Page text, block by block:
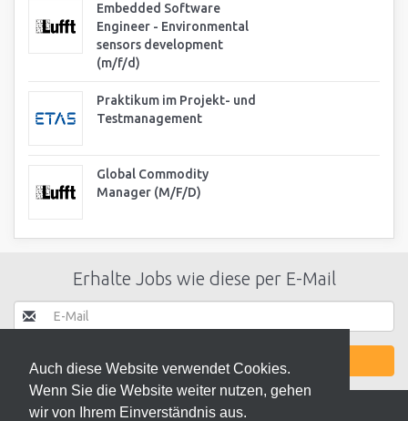
Auch diese Website verwendet Cookies.
Wenn Sie die Website weiter nutzen, gehen
wir von Ihrem Einverständnis aus.
Embedded Software
Engineer - Environmental
sensors development
(m/f/d)
Praktikum im Projekt- und
Testmanagement
Global Commodity
Manager (M/F/D)
Erhalte Jobs wie diese per E-Mail
JETZT AKTIVIEREN